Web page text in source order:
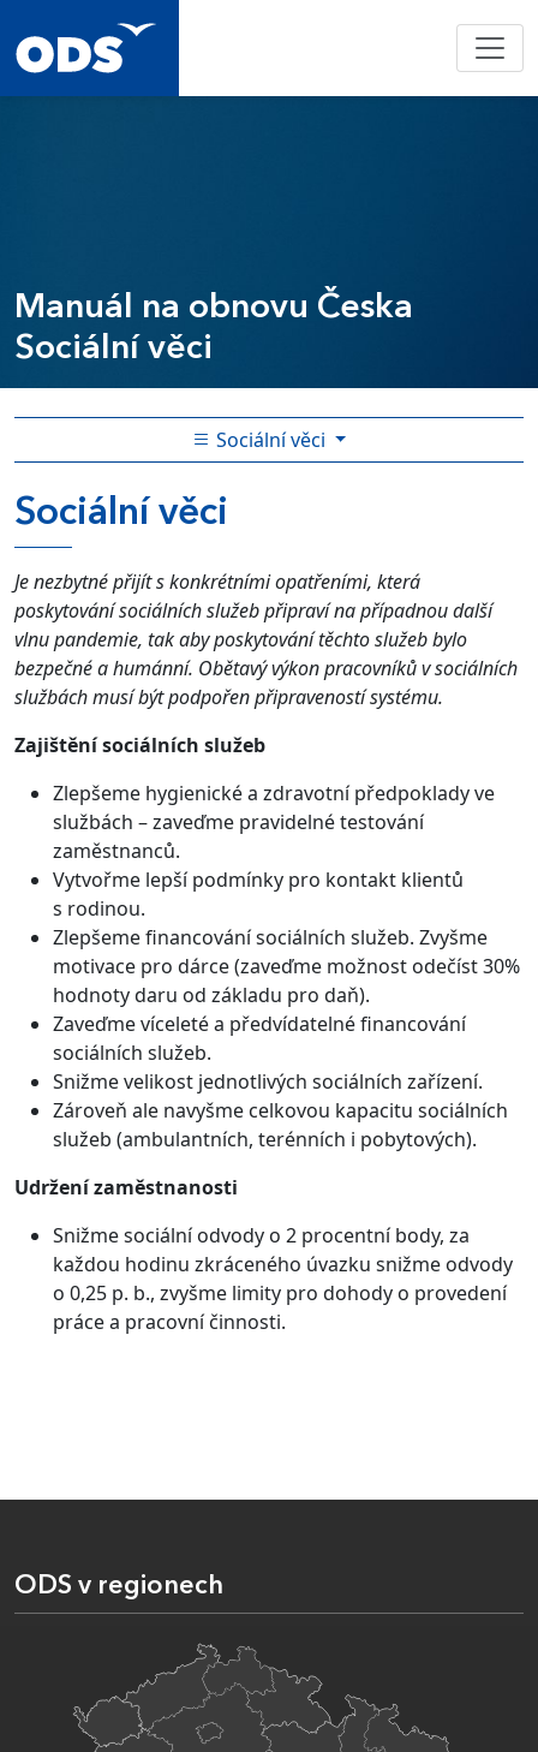
Manuál na obnovu Česka
Sociální věci
Sociální věci
Sociální věci
Je nezbytné přijít s konkrétními opatřeními, která
poskytování sociálních služeb připraví na případnou další
vlnu pandemie, tak aby poskytování těchto služeb bylo
bezpečné a humánní. Obětavý výkon pracovníků v sociálních
službách musí být podpořen připraveností systému.
Zajištění sociálních služeb
Zlepšeme hygienické a zdravotní předpoklady ve
službách – zaveďme pravidelné testování
zaměstnanců.
Vytvořme lepší podmínky pro kontakt klientů
s rodinou.
Zlepšeme financování sociálních služeb. Zvyšme
motivace pro dárce (zaveďme možnost odečíst 30%
hodnoty daru od základu pro daň).
Zaveďme víceleté a předvídatelné financování
sociálních služeb.
Snižme velikost jednotlivých sociálních zařízení.
Zároveň ale navyšme celkovou kapacitu sociálních
služeb (ambulantních, terénních i pobytových).
Udržení zaměstnanosti
Snižme sociální odvody o 2 procentní body, za
každou hodinu zkráceného úvazku snižme odvody
o 0,25 p. b., zvyšme limity pro dohody o provedení
práce a pracovní činnosti.
ODS v regionech